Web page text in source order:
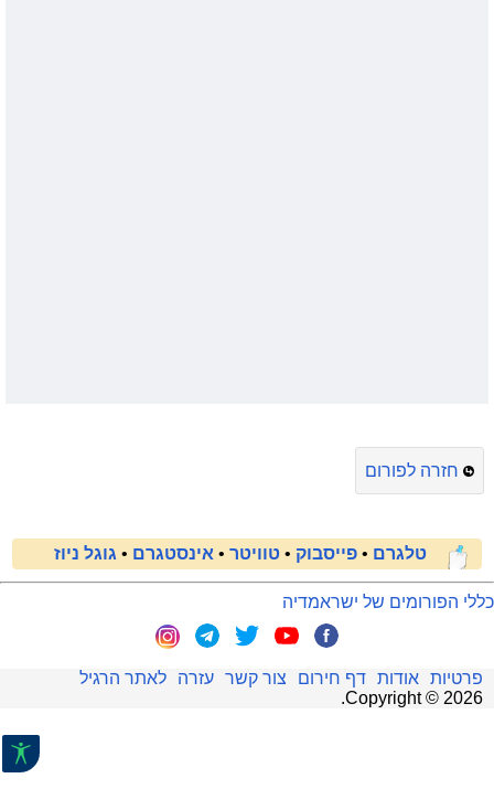
חזרה לפורום
טלגרם • פייסבוק • טוויטר • אינסטגרם • גוגל ניוז
כללי הפורומים של ישראמדיה
פרטיות אודות דף חירום צור קשר עזרה
לאתר הרגיל
Copyright © 2026
.